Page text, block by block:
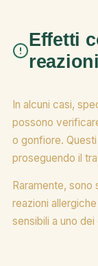
Effetti
In alcuni casi,
possono
o gonfiore.
proseguendo il
Raramente, sono
reazioni
sensibili a uno